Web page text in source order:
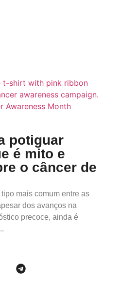
potiguar
é mito e
o câncer de
mais comum entre as
dos avanços na
precoce, ainda é